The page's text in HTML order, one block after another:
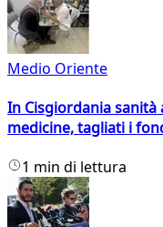
Medio Oriente
In Cisgiordania sanità
medicine, tagliati i
1 min di lettura